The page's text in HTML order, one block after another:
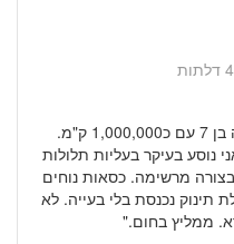
"יש לי את הרכב כשנה וחצי. נקנה בן 7 עם כ1,000,000 ק"מ.
נוסע בעיקר בעליות תלולות
מרשימה. כסאות נוחים
תינוק נכנסת בלי בעייה. לא
ממליץ בחום."